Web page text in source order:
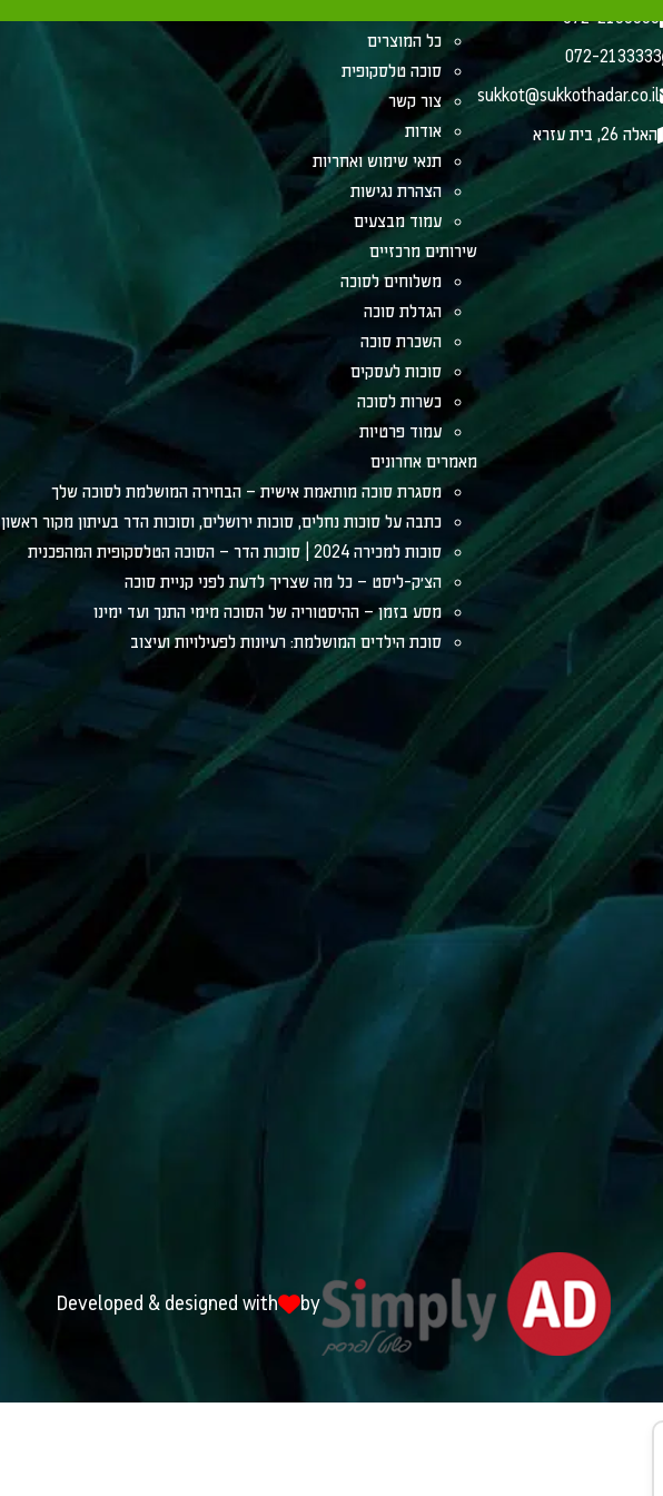
072-2133333
072-2133333
sukkot@sukkothadar.co.il
האלה 26, בית עזרא
כל המוצרים
סוכה טלסקופית
צור קשר
אודות
תנאי שימוש ואחריות
הצהרת נגישות
עמוד מבצעים
שירותים מרכזיים
משלוחים לסוכה
הגדלת סוכה
השכרת סוכה
סוכות לעסקים
כשרות לסוכה
עמוד פרטיות
מאמרים אחרונים
מסגרת סוכה מותאמת אישית – הבחירה המושלמת לסוכה שלך
כתבה על סוכות נחלים, סוכות ירושלים, וסוכות הדר בעיתון מקור ראשון
סוכות למכירה 2024 | סוכות הדר – הסוכה הטלסקופית המהפכנית
הצ׳ק-ליסט – כל מה שצריך לדעת לפני קניית סוכה
מסע בזמן – ההיסטוריה של הסוכה מימי התנך ועד ימינו
סוכת הילדים המושלמת: רעיונות לפעילויות ועיצוב
Developed & designed with by